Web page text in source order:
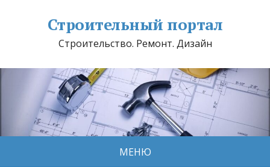
Строительный портал
Строительство. Ремонт. Дизайн
МЕНЮ